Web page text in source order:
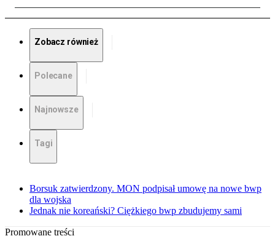
Zobacz również
Polecane
Najnowsze
Tagi
Borsuk zatwierdzony. MON podpisał umowę na nowe bwp
dla wojska
Jednak nie koreański? Ciężkiego bwp zbudujemy sami
Promowane treści